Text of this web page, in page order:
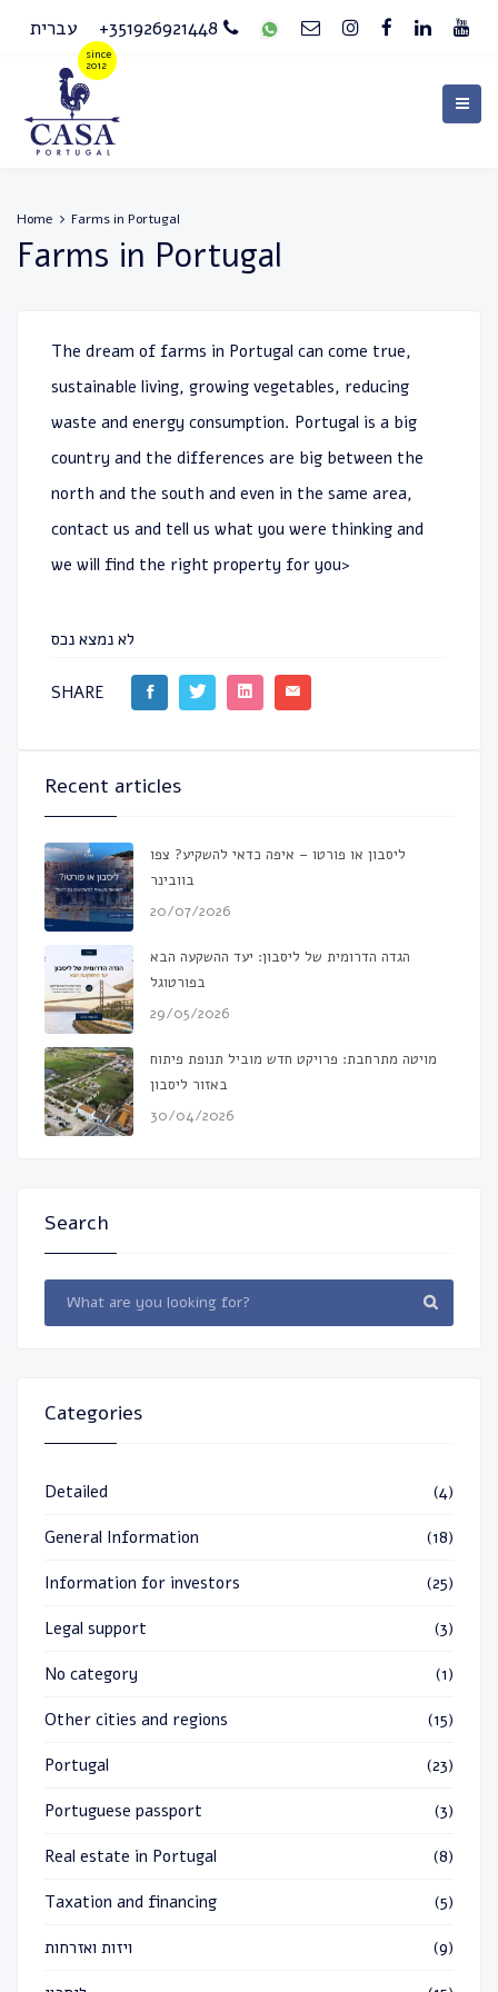
עברית +351926921448
Home Farms in Portugal
Farms in Portugal
The dream of farms in Portugal can come true,
sustainable living, growing vegetables, reducing
waste and energy consumption. Portugal is a big
country and the differences are big between the
north and the south and even in the same area,
contact us and tell us what you were thinking and
we will find the right property for you>
לא נמצא נכס
SHARE
Recent articles
ליסבון או פורטו – איפה כדאי להשקיע? צפו
בוובינר
20/07/2026
הגדה הדרומית של ליסבון: יעד ההשקעה הבא
בפורטוגל
29/05/2026
מויטה מתרחבת: פרויקט חדש מוביל תנופת פיתוח
באזור ליסבון
30/04/2026
Search
Categories
Detailed (4)
General Information (18)
Information for investors (25)
Legal support (3)
No category (1)
Other cities and regions (15)
Portugal (23)
Portuguese passport (3)
Real estate in Portugal (8)
Taxation and financing (5)
ויזות ואזרחות (9)